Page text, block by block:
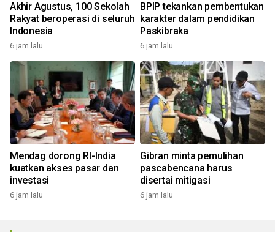
Akhir Agustus, 100 Sekolah
Rakyat beroperasi di seluruh
Indonesia
6 jam lalu
BPIP tekankan pembentukan
karakter dalam pendidikan
Paskibraka
6 jam lalu
Mendag dorong RI-India
kuatkan akses pasar dan
investasi
6 jam lalu
Gibran minta pemulihan
pascabencana harus
disertai mitigasi
6 jam lalu